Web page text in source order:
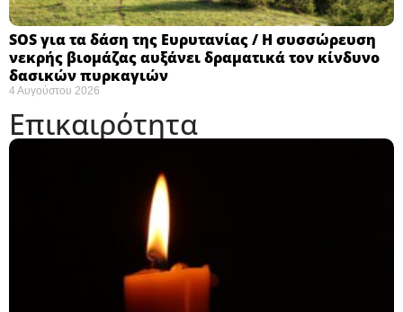
SOS για τα δάση της Ευρυτανίας / Η συσσώρευση
νεκρής βιομάζας αυξάνει δραματικά τον κίνδυνο
δασικών πυρκαγιών
4 Αυγούστου 2026
Επικαιρότητα